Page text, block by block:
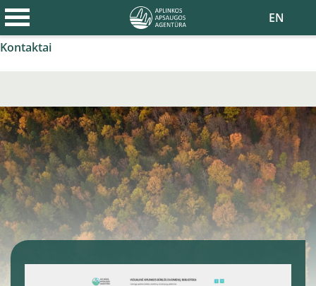
EN
Apie agentūrą
Naujienos
Kontaktai